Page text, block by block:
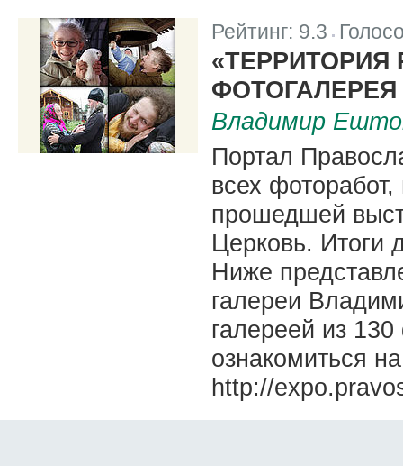
Рейтинг: 9.3 |
«ТЕРРИТОРИЯ
ФОТОГАЛЕРЕЯ
Владимир
Портал
всех
прошедшей
Церковь. Итоги
Ниже
галереи
галереей из
ознакомиться
http://